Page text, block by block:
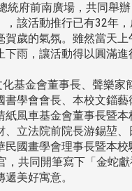
統府前南廣場，共同舉
，該活動推行已有32年
賀歲的氣氛。雖然當天
雨，讓活動得以圓滿進
基金會董事長、聲樂家
書學會會長、本校文錙
紙風車基金會董事長暨
、立法院前院長游錫堃
民國畫學會理事長暨本
，共同開筆寫下「金蛇
美好寓意。